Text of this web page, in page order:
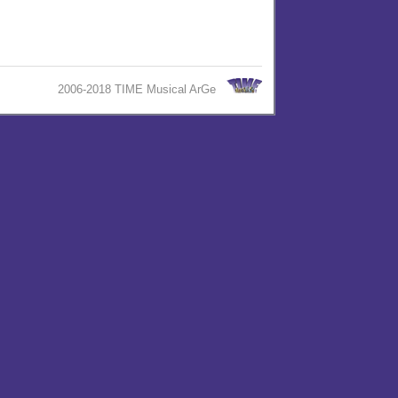
2006-2018 TIME Musical ArGe